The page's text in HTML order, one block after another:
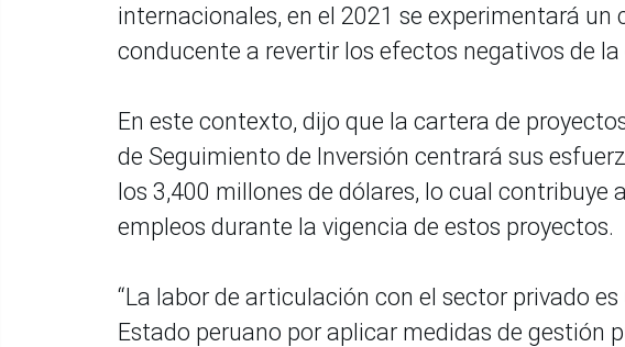
internacionales, en el 2021 se experimentará un
conducente a revertir los efectos negativos de
En este contexto, dijo que la cartera de
de Seguimiento de Inversión centrará sus
los 3,400 millones de dólares, lo cual contribuye
empleos durante la vigencia de estos proyectos.
“La labor de articulación con el sector privado
Estado peruano por aplicar medidas de gestión